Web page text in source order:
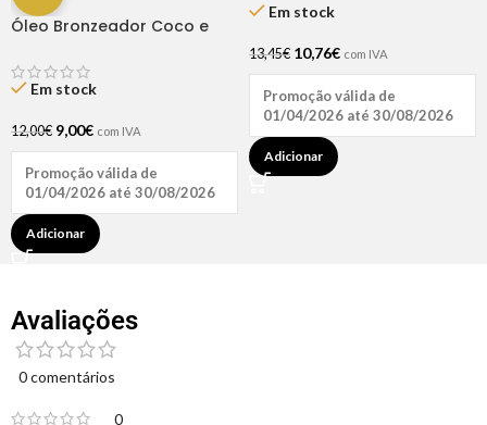
Óleo Bronzeador Coco e
Em stock
12,00€ 9,00€ com IVA
Promoção válida de
01/04/2026 até 30/08/2026
Adicionar
Em stock
13,45€ 10,76€ com IVA
Promoção válida de
01/04/2026 até 30/08/2026
Adicionar
Avaliações
0 comentários
0